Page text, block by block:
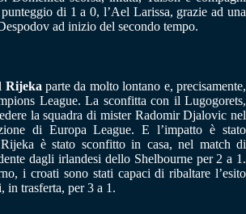
di 1 a 0, l’Ael Larissa, grazie ad una
ad inizio del secondo tempo.
Rijeka parte da molto lontano e, precisamente,
League. La sconfitta con il Lugogorets,
la squadra di mister Radomir Djalovic nel
di Europa League. E l’impatto è stato
è stato sconfitto in casa, nel match di
dagli irlandesi dello Shelbourne per 2 a 1.
i croati sono stati capaci di ribaltare l’esito
in trasferta, per 3 a 1.